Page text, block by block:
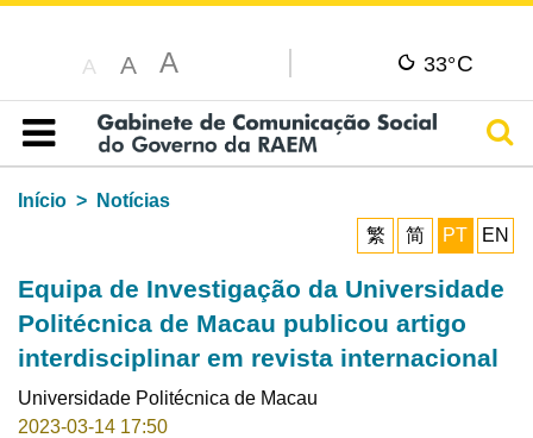
A A A 33°C
Índice
Início
Notícias
繁
简 PT EN
Equipa de Investigação da Universidade
Politécnica de Macau publicou artigo
interdisciplinar em revista internacional
Universidade Politécnica de Macau
2023-03-14 17:50